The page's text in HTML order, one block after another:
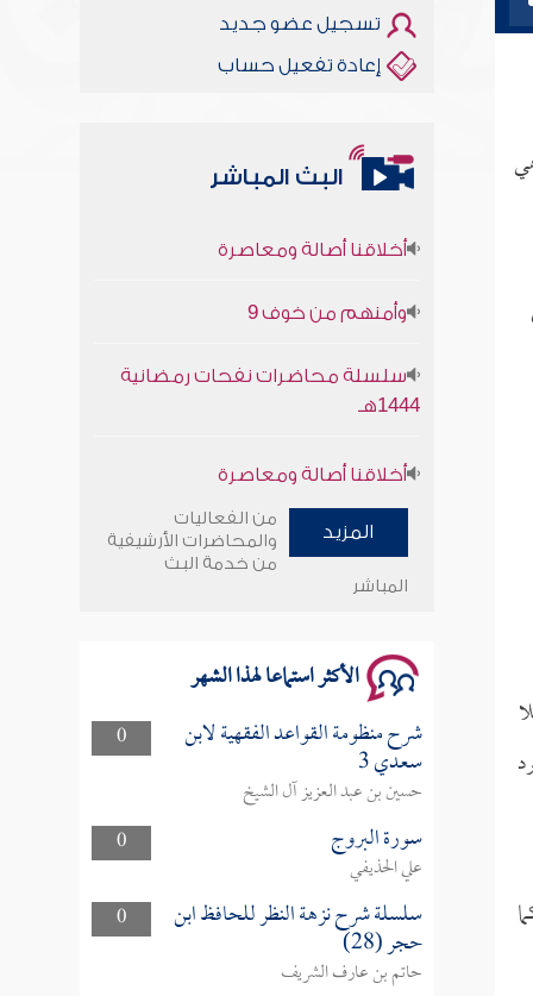
تسجيل عضو جديد
إعادة تفعيل حساب
البث المباشر
1444هـ
وأمنهم من خوف 9
سلسلة محاضرات نفحات رمضانية
1444هـ
المزيد
من الفعاليات
والمحاضرات الأرشيفية
من خدمة البث
المباشر
الأكثر استماعا لهذا الشهر
0 شرح منظومة القواعد الفقهية لابن
سعدي 3
حسين بن عبد العزيز آل الشيخ
0
سورة البروج
علي الحذيفي
0
سلسلة شرح نزهة النظر للحافظ ابن
حجر (28)
حاتم بن عارف الشريف